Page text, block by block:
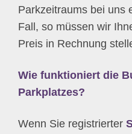
Parkzeitraums bei uns
Fall, so müssen wir
Preis in Rechnung
Wie funktioniert die
Parkplatzes?
Wenn Sie registrierter